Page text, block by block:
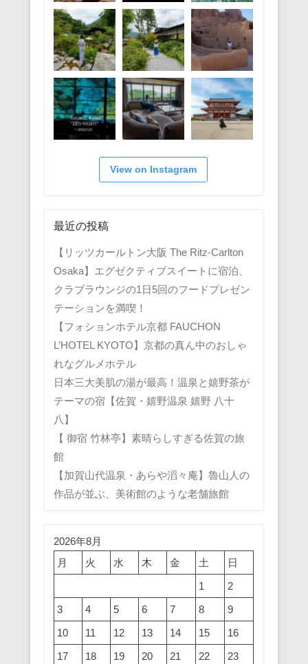
View on Instagram
最近の投稿
【リッツカールトン大阪 The Ritz-Carlton
Osaka】エグゼクティブスイートに宿泊、
クラブラウンジの1日5回のフードプレゼン
テーションを満喫！
【フォションホテル京都 FAUCHON
L’HOTEL KYOTO】京都の真ん中のおしゃ
れなグルメホテル
日本三大美肌の湯が最高！温泉と嬉野茶が
テーマの宿【佐賀・嬉野温泉 嬉野 八十
八】
【 御宿 竹林亭】素晴らしすぎる佐賀の旅
館
【加賀山代温泉・あらや滔々庵】魯山人の
作品が並ぶ、美術館のような老舗旅館
2026年8月
月
火 水 木 金 土
日
1
2
3
4 5 6 7 8
9
10
11 12 13 14 15
16
17
18 19 20 21 22
23